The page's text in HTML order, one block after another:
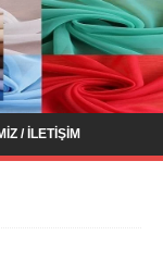
/ İLETIŞIM